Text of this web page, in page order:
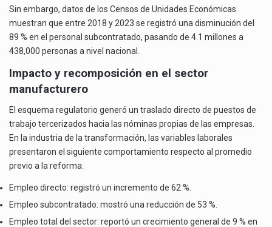
Sin embargo, datos de los Censos de Unidades Económicas
muestran que entre 2018 y 2023 se registró una disminución del
89 % en el personal subcontratado, pasando de 4.1 millones a
438,000 personas a nivel nacional.
Impacto y recomposición en el sector
manufacturero
El esquema regulatorio generó un traslado directo de puestos de
trabajo tercerizados hacia las nóminas propias de las empresas.
En la industria de la transformación, las variables laborales
presentaron el siguiente comportamiento respecto al promedio
previo a la reforma:
Empleo directo: registró un incremento de 62 %.
Empleo subcontratado: mostró una reducción de 53 %.
Empleo total del sector: reportó un crecimiento general de 9 % en